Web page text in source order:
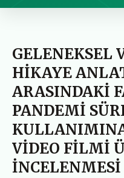
GELENEKSEL
HİKAYE
ARASINDAKİ
PANDEMİ
VİDEO FİLMİ
İNCELENMESİ